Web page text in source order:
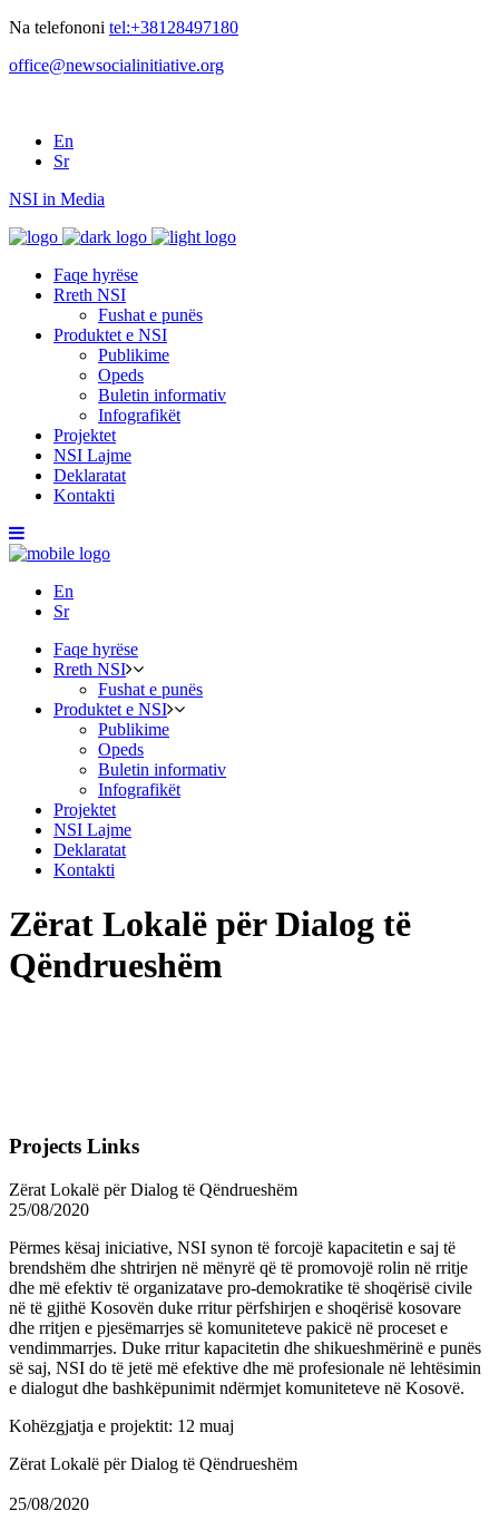
Na telefononi tel:+38128497180
office@newsocialinitiative.org
En
Sr
NSI in Media
Faqe hyrëse
Rreth NSI
Fushat e punës
Produktet e NSI
Publikime
Opeds
Buletin informativ
Infografikët
Projektet
NSI Lajme
Deklaratat
Kontakti
En
Sr
Faqe hyrëse
Rreth NSI
Fushat e punës
Produktet e NSI
Publikime
Opeds
Buletin informativ
Infografikët
Projektet
NSI Lajme
Deklaratat
Kontakti
Zërat Lokalë për Dialog të
Qëndrueshëm
Projects Links
Zërat Lokalë për Dialog të Qëndrueshëm
25/08/2020
Përmes kësaj iniciative, NSI synon të forcojë kapacitetin e saj të
brendshëm dhe shtrirjen në mënyrë që të promovojë rolin në rritje
dhe më efektiv të organizatave pro-demokratike të shoqërisë civile
në të gjithë Kosovën duke rritur përfshirjen e shoqërisë kosovare
dhe rritjen e pjesëmarrjes së komuniteteve pakicë në proceset e
vendimmarrjes. Duke rritur kapacitetin dhe shikueshmërinë e punës
së saj, NSI do të jetë më efektive dhe më profesionale në lehtësimin
e dialogut dhe bashkëpunimit ndërmjet komuniteteve në Kosovë.
Kohëzgjatja e projektit: 12 muaj
Zërat Lokalë për Dialog të Qëndrueshëm
25/08/2020